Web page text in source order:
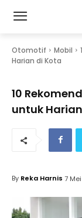
Otomotif Mobil
Harian di Kota
10
untuk
By Reka Harnis 7